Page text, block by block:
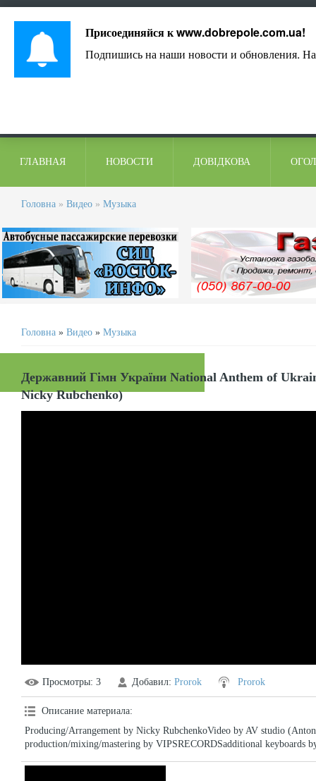
ГЛАВНАЯ НОВОСТИ ДОВІДКОВА
Головна » Видео » Музыка
Головна » Видео » Музыка
Державний Гімн України National Anthem of
Nicky Rubchenko)
Просмотры: 3 Добавил: Prorok Prorok
Описание материала:
Producing/Arrangement by Nicky RubchenkoVideo by AV studio
production/mixing/mastering by VIPSRECORDSadditional keyboards
Присоединяйся кwww.dobrepole.com.ua!
Подпишись на наши новости и обновления.